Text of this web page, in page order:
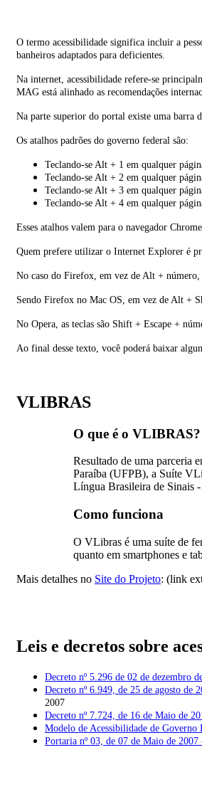
O termo acessibilidade significa incluir a
banheiros adaptados para deficientes.
Na internet, acessibilidade refere-se
MAG está alinhado as recomendações
Na parte superior do portal existe uma barra
Os atalhos padrões do governo federal são:
Teclando-se Alt + 1 em qualquer
Teclando-se Alt + 2 em qualquer
Teclando-se Alt + 3 em qualquer
Teclando-se Alt + 4 em qualquer
Esses atalhos valem para o navegador
Quem prefere utilizar o Internet Explorer é
No caso do Firefox, em vez de Alt +
Sendo Firefox no Mac OS, em vez de Alt +
No Opera, as teclas são Shift + Escape +
Ao final desse texto, você poderá baixar
VLIBRAS
O que é o VLIBRAS?
Resultado de uma parceria
Paraíba (UFPB), a Suíte
Língua Brasileira de Sinais
Como funciona
O VLibras é uma suíte de
quanto em smartphones e
Mais detalhes no Site do Projeto: (link
Leis e decretos sobre
Decreto nº 5.296 de 02 de dezembro
Decreto nº 6.949, de 25 de agosto de
2007
Decreto nº 7.724, de 16 de Maio de
Modelo de Acessibilidade de Governo
Portaria nº 03, de 07 de Maio de